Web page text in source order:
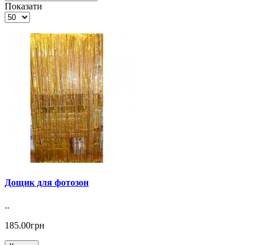
Показати
Дощик для фотозон
..
185.00грн